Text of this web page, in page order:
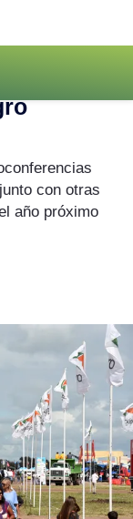
con otras
año próximo